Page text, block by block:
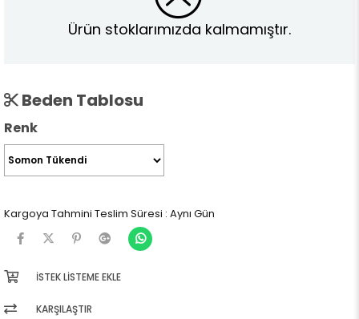
Ürün stoklarımızda kalmamıştır.
Beden Tablosu
Renk
Kargoya Tahmini Teslim Süresi : Aynı Gün
İSTEK LISTEME EKLE
KARŞILAŞTIR